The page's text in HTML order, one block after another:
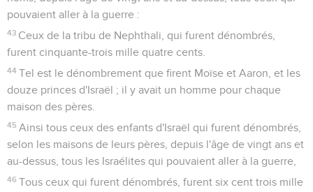
pouvaient aller à la guerre :
43 Ceux de la tribu de Nephthali, qui furent dénombrés,
furent cinquante-trois mille quatre cents.
44 Tel est le dénombrement que firent Moïse et Aaron, et les
douze princes d'Israël ; il y avait un homme pour chaque
maison des pères.
45 Ainsi tous ceux des enfants d'Israël qui furent dénombrés,
selon les maisons de leurs pères, depuis l'âge de vingt ans et
au-dessus, tous les Israélites qui pouvaient aller à la guerre,
46 Tous ceux qui furent dénombrés, furent six cent trois mille